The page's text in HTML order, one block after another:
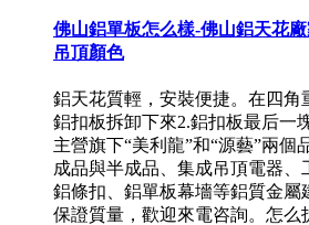
佛山鋁單板怎么樣-佛山鋁天花
吊頂顏色
鋁天花質輕，安裝便捷。在四角
鋁扣板拆卸下來2.鋁扣板最后一
主營旗下“美利龍”和“源藝”兩個
成品與半成品、集成吊頂電器、
鋁條扣、鋁單板幕墻等鋁質金屬
保證質量，歡迎來電咨詢。怎么